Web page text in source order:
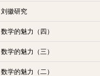
刘徽研究
数学的魅力（四）
数学的魅力（三）
数学的魅力（二）